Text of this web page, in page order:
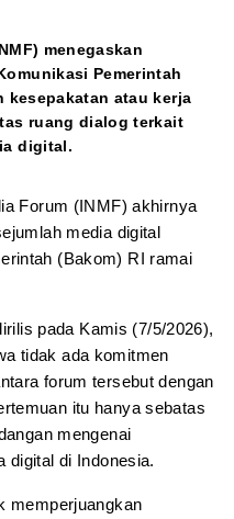
menegaskan
Pemerintah
kesepakatan atau kerja
ruang dialog terkait
digital.
Forum (INMF) akhirnya
media digital
(Bakom) RI ramai
pada Kamis (7/5/2026),
tidak ada komitmen
forum tersebut dengan
itu hanya sebatas
mengenai
digital di Indonesia.
memperjuangkan